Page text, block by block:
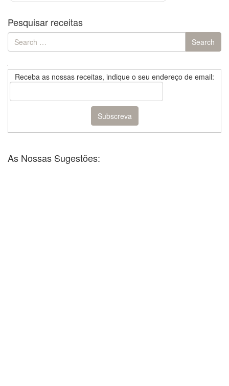
Pesquisar receitas
Search
for:
Search
Receba as nossas receitas, indique o seu endereço de email:
As Nossas Sugestões: